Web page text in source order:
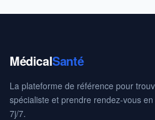
MédicalSanté
La plateforme de référence pour
spécialiste et prendre rendez-vous
7j/7.